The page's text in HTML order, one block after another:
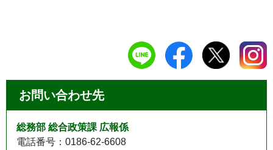
お問い合わせ先
総務部 総合政策課 広報係
電話番号：0186-62-6608